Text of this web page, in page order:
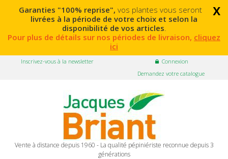
x
Garanties "100% reprise", vos plantes vous seront
livrées à la période de votre choix et selon la
disponibilité de vos articles.
Pour plus de détails sur nos périodes de livraison, cliquez
ici
Connexion
Inscrivez-vous à la newsletter
Demandez votre catalogue
Vente à distance depuis 1960 - La qualité pépiniériste reconnue depuis 3
générations